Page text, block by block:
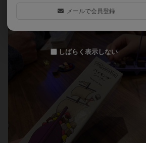
前の番で傾いた時の安心感は半端ない
メールで会員登録
しばらく表示しない